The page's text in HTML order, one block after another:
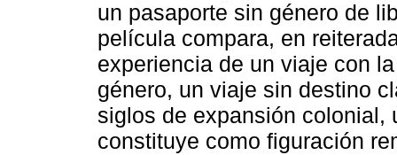
un pasaporte sin género de
película compara, en
experiencia de un viaje con
género, un viaje sin destino
siglos de expansión colonial,
constituye como figuración